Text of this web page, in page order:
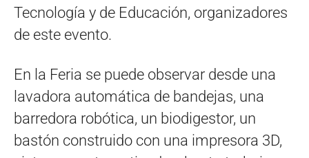
Tecnología y de Educación, organizadores
de este evento.
En la Feria se puede observar desde una
lavadora automática de bandejas, una
barredora robótica, un biodigestor, un
bastón construido con una impresora 3D,